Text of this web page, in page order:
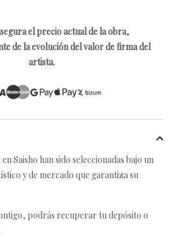
el precio actual de la obra,
de la evolución del valor de firma del
artista.
Saisho han sido seleccionadas bajo un
y de mercado que garantiza su
podrás recuperar tu depósito o